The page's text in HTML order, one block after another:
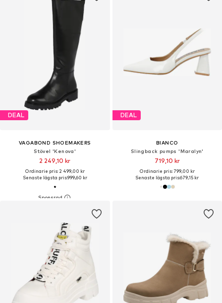
DEAL
VAGABOND SHOEMAKERS
Stövel 'Kenova'
2 249,10 kr
Ordinarie pris: 2 499,00 kr
Senaste lägsta pris:999,60 kr
DEAL
BIANCO
Slingback pumps 'Maralyn'
719,10 kr
Ordinarie pris: 799,00 kr
Senaste lägsta pris:679,15 kr